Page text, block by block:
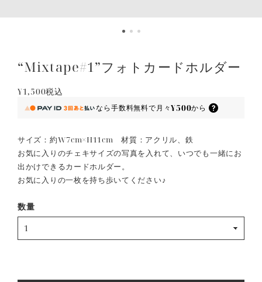
“Mixtape#1”フォトカードホルダー
¥1,500税込
なら手数料無料で月々¥500から
サイズ：約W7cm×H11cm 材質：アクリル、鉄
お気に入りのチェキサイズの写真を入れて、いつでも一緒にお
出かけできるカードホルダー。
お気に入りの一枚を持ち歩いてください♪
数量